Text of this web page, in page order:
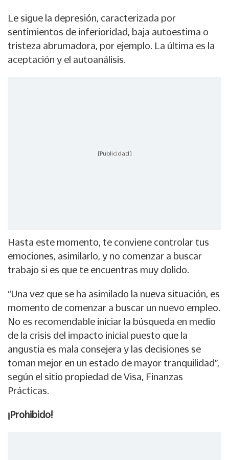
Le sigue la depresión, caracterizada por
sentimientos de inferioridad, baja autoestima o
tristeza abrumadora, por ejemplo. La última es la
aceptación y el autoanálisis.
[Publicidad]
Hasta este momento, te conviene controlar tus
emociones, asimilarlo, y no comenzar a buscar
trabajo si es que te encuentras muy dolido.
“Una vez que se ha asimilado la nueva situación, es
momento de comenzar a buscar un nuevo empleo.
No es recomendable iniciar la búsqueda en medio
de la crisis del impacto inicial puesto que la
angustia es mala consejera y las decisiones se
toman mejor en un estado de mayor tranquilidad”,
según el sitio propiedad de Visa, Finanzas
Prácticas.
¡Prohibido!